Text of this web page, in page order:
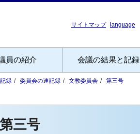
サイトマップ language
員の紹介 会議の結果と記録
録 委員会の速記録 文教委員会 第三号
三号